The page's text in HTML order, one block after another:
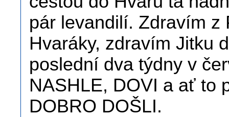
pár levandilí. Zdravím z
Hvaráky, zdravím Jitku
poslední dva týdny v
NASHLE, DOVI a ať to
DOBRO DOŠLI.